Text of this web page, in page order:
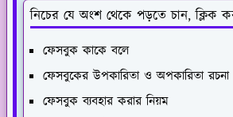
নিচের যে অংশ থেকে পড়তে চান, ক্লিক
ফেসবুক কাকে বলে
ফেসবুকের উপকারিতা ও অপকারিতা রচনা
ফেসবুক ব্যবহার করার নিয়ম